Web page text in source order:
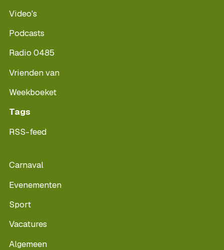
Video's
Podcasts
Radio 0485
Vrienden van
Weekboeket
Tags
RSS-feed
Carnaval
Evenementen
Sport
Vacatures
Algemeen